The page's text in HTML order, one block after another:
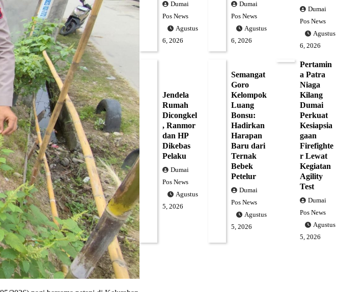
Dumai
Pos News
Agustus
6, 2026
Dumai
Pos News
Agustus
6, 2026
Dumai
Pos News
Agustus
6, 2026
Jendela
Rumah
Dicongkel
, Ranmor
dan HP
Dikebas
Pelaku
Dumai
Pos News
Agustus
5, 2026
Semangat
Goro
Kelompok
Luang
Bonsu:
Hadirkan
Harapan
Baru dari
Ternak
Bebek
Petelur
Dumai
Pos News
Agustus
5, 2026
Pertamin
a Patra
Niaga
Kilang
Dumai
Perkuat
Kesiapsia
gaan
Firefighte
r Lewat
Kegiatan
Agility
Test
Dumai
Pos News
Agustus
5, 2026